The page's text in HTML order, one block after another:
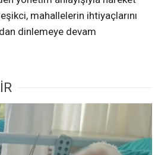
mahallelerin ihtiyaçlarını
dinlemeye devam